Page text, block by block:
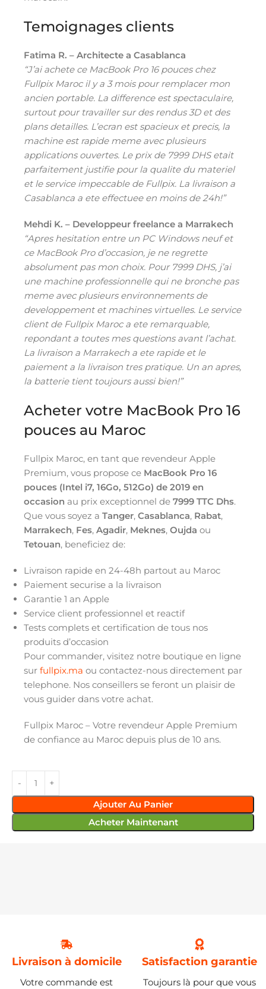
Temoignages clients
Fatima R. – Architecte a Casablanca
“J’ai achete ce MacBook Pro 16 pouces chez
Fullpix Maroc il y a 3 mois pour remplacer mon
ancien portable. La difference est spectaculaire,
surtout pour travailler sur des rendus 3D et des
plans detailles. L’ecran est spacieux et precis, la
machine est rapide meme avec plusieurs
applications ouvertes. Le prix de 7999 DHS etait
parfaitement justifie pour la qualite du materiel
et le service impeccable de Fullpix. La livraison a
Casablanca a ete effectuee en moins de 24h!”
Mehdi K. – Developpeur freelance a Marrakech
“Apres hesitation entre un PC Windows neuf et
ce MacBook Pro d’occasion, je ne regrette
absolument pas mon choix. Pour 7999 DHS, j’ai
une machine professionnelle qui ne bronche pas
meme avec plusieurs environnements de
developpement et machines virtuelles. Le service
client de Fullpix Maroc a ete remarquable,
repondant a toutes mes questions avant l’achat.
La livraison a Marrakech a ete rapide et le
paiement a la livraison tres pratique. Un an apres,
la batterie tient toujours aussi bien!”
Acheter votre MacBook Pro 16
pouces au Maroc
Fullpix Maroc, en tant que revendeur Apple
Premium, vous propose ce MacBook Pro 16
pouces (Intel i7, 16Go, 512Go) de 2019 en
occasion au prix exceptionnel de 7999 TTC Dhs.
Que vous soyez a Tanger, Casablanca, Rabat,
Marrakech, Fes, Agadir, Meknes, Oujda ou
Tetouan, beneficiez de:
Livraison rapide en 24-48h partout au Maroc
Paiement securise a la livraison
Garantie 1 an Apple
Service client professionnel et reactif
Tests complets et certification de tous nos
produits d’occasion
Pour commander, visitez notre boutique en ligne
sur fullpix.ma ou contactez-nous directement par
telephone. Nos conseillers se feront un plaisir de
vous guider dans votre achat.
Fullpix Maroc – Votre revendeur Apple Premium
de confiance au Maroc depuis plus de 10 ans.
Ajouter Au Panier
Acheter Maintenant
Livraison à domicile
Votre commande est
Satisfaction garantie
Toujours là pour que vous